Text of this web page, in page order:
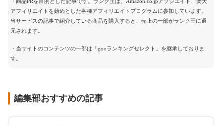
アフィリエイトを始めとした各種アフィリエイトプログラムに参加しています。
当サービスの記事で紹介している商品を購入すると、売上の一部がランク王に還
元されます。
・当サイトのコンテンツの一部は「gooランキングセレクト」を継承しておりま
す。
編集部おすすめの記事